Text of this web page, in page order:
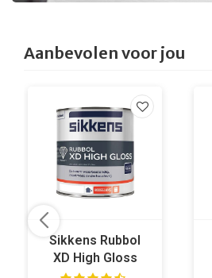
Aanbevolen voor jou
Sikkens Rubbol
XD High Gloss